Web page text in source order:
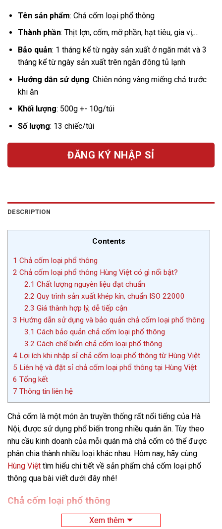
Tên sản phẩm: Chả cốm loại phổ thông
Thành phần: Thịt lợn, cốm, mỡ phần, hạt tiêu, gia vị,…
Bảo quản: 1 tháng kể từ ngày sản xuất ở ngăn mát và 3
tháng kể từ ngày sản xuất trên ngăn đông tủ lạnh
Hướng dẫn sử dụng: Chiên nóng vàng miếng chả trước
khi ăn
Khối lượng: 500g +- 10g/túi
Số lượng: 13 chiếc/túi
ĐĂNG KÝ NHẬP SỈ
DESCRIPTION
Contents
1 Chả cốm loại phổ thông
2 Chả cốm loại phổ thông Hùng Việt có gì nổi bật?
2.1 Chất lượng nguyên liệu đạt chuẩn
2.2 Quy trình sản xuất khép kín, chuẩn ISO 22000
2.3 Giá thành hợp lý, dễ tiếp cận
3 Hướng dẫn sử dụng và bảo quản chả cốm loại phổ thông
3.1 Cách bảo quản chả cốm loại phổ thông
3.2 Cách chế biến chả cốm loại phổ thông
4 Lợi ích khi nhập sỉ chả cốm loại phổ thông từ Hùng Việt
5 Liên hệ và đặt sỉ chả cốm loại phổ thông tại Hùng Việt
6 Tổng kết
7 Thông tin liên hệ
Chả cốm là một món ăn truyền thống rất nổi tiếng của Hà
Nội, được sử dụng phổ biến trong nhiều quán ăn. Tùy theo
nhu cầu kinh doanh của mỗi quán mà chả cốm có thể được
phân chia thành nhiều loại khác nhau. Hôm nay, hãy cùng
Hùng Việt tìm hiểu chi tiết về sản phẩm chả cốm loại phổ
thông qua bài viết dưới đây nhé!
Chả cốm loại phổ thông
Chả cốm được làm từ hai nguyên liệu chủ yếu bao gồm hạt
Xem thêm